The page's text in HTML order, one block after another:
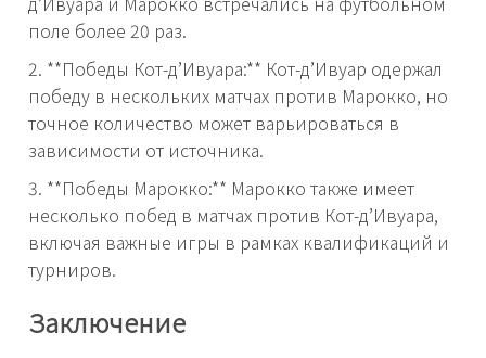
поле более 20 раз.
2. **Победы Кот-д’Ивуара:** Кот-д’Ивуар одержал
победу в нескольких матчах против Марокко, но
точное количество может варьироваться в
зависимости от источника.
3. **Победы Марокко:** Марокко также имеет
несколько побед в матчах против Кот-д’Ивуара,
включая важные игры в рамках квалификаций и
турниров.
Заключение